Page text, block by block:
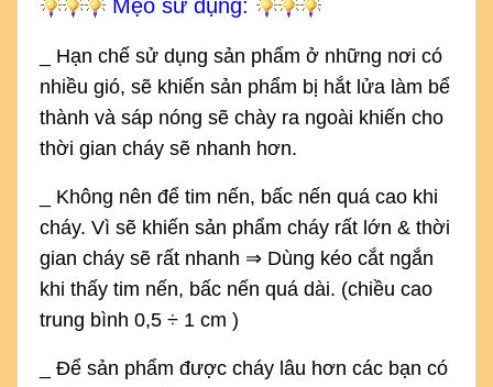
Mẹo sử dụng:
_ Hạn chế sử dụng sản phẩm ở những nơi có
nhiều gió, sẽ khiến sản phẩm bị hắt lửa làm bể
thành và sáp nóng sẽ chày ra ngoài khiến cho
thời gian cháy sẽ nhanh hơn.
_ Không nên để tim nến, bấc nến quá cao khi
cháy. Vì sẽ khiến sản phẩm cháy rất lớn & thời
gian cháy sẽ rất nhanh ⇒ Dùng kéo cắt ngắn
khi thấy tim nến, bấc nến quá dài. (chiều cao
trung bình 0,5 ÷ 1 cm )
_ Để sản phẩm được cháy lâu hơn các bạn có